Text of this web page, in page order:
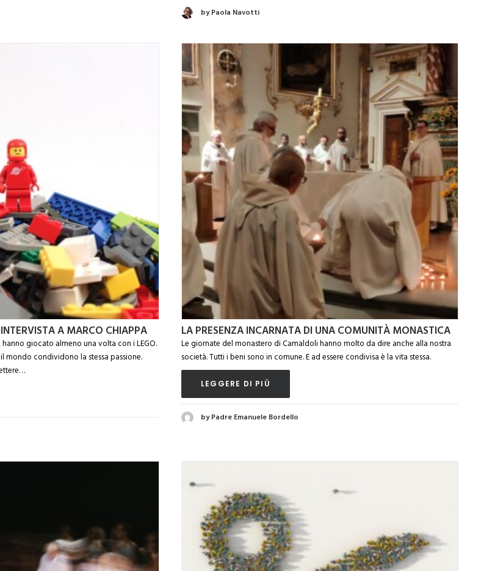
by Paola Navotti
A MARCO CHIAPPA
hanno giocato almeno una volta con i LEGO.
condividono la stessa passione.
LA PRESENZA INCARNATA DI UNA COMUNITÀ MONASTICA
Le giornate del monastero di Camaldoli hanno molto da dire anche alla nostra
società. Tutti i beni sono in comune. E ad essere condivisa è la vita stessa.
LEGGERE DI PIÙ
by Padre Emanuele Bordello